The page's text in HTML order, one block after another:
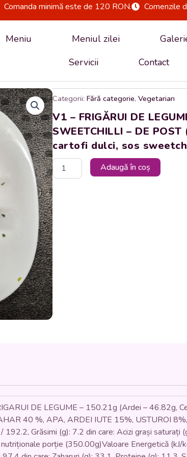
Comanda minimă este de 120 RON. Comenzile
Meniu Meniul zilei
Servicii
Contact
Categorii: Fără categorie,Vegetarian
V1 – FRIGĂRUI DE
SWEETCHILLI – DE
cartofi dulci, sos
Cantitate
V1
-
FRIGĂRUI
DE
LEGUME
CU
CARTOFI
DULCI
COPȚI
ȘI
SOS
SWEETCHILLI
-
DE
POST
cartofi
dulci,
sos
sweetchilli)
350
gr.
Adaugă în coș
DE LEGUME – 150.21g (Ardei – 46.82g,
40 %, APA, ARDEI IUTE 15%, USTUROI
192.2, Grăsimi (g): 7.2 din care: Acizi grași saturați
porție (350.00g)Valoare Energetică